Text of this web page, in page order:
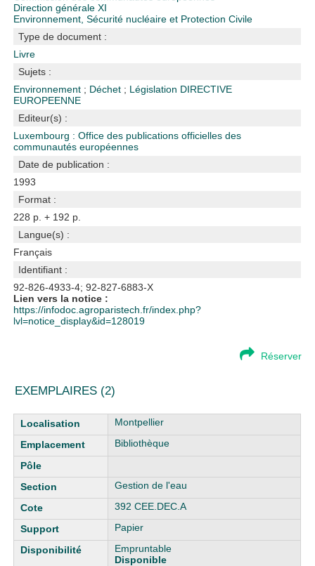
Direction générale XI
Environnement, Sécurité nucléaire et Protection Civile
Type de document :
Livre
Sujets :
Environnement ; Déchet ; Législation DIRECTIVE
EUROPEENNE
Editeur(s) :
Luxembourg : Office des publications officielles des
communautés européennes
Date de publication :
1993
Format :
228 p. + 192 p.
Langue(s) :
Français
Identifiant :
92-826-4933-4; 92-827-6883-X
Lien vers la notice :
https://infodoc.agroparistech.fr/index.php?
lvl=notice_display&id=128019
Réserver
EXEMPLAIRES (2)
Liste des exemplaires
Montpellier
Bibliothèque
Gestion de l'eau
392 CEE.DEC.A
Papier
Empruntable
Disponible